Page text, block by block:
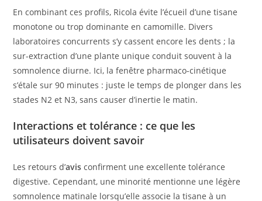
En combinant ces profils, Ricola évite l’écueil d’une tisane
monotone ou trop dominante en camomille. Divers
laboratoires concurrents s’y cassent encore les dents ; la
sur-extraction d’une plante unique conduit souvent à la
somnolence diurne. Ici, la fenêtre pharmaco-cinétique
s’étale sur 90 minutes : juste le temps de plonger dans les
stades N2 et N3, sans causer d’inertie le matin.
Interactions et tolérance : ce que les
utilisateurs doivent savoir
Les retours d’avis confirment une excellente tolérance
digestive. Cependant, une minorité mentionne une légère
somnolence matinale lorsqu’elle associe la tisane à un